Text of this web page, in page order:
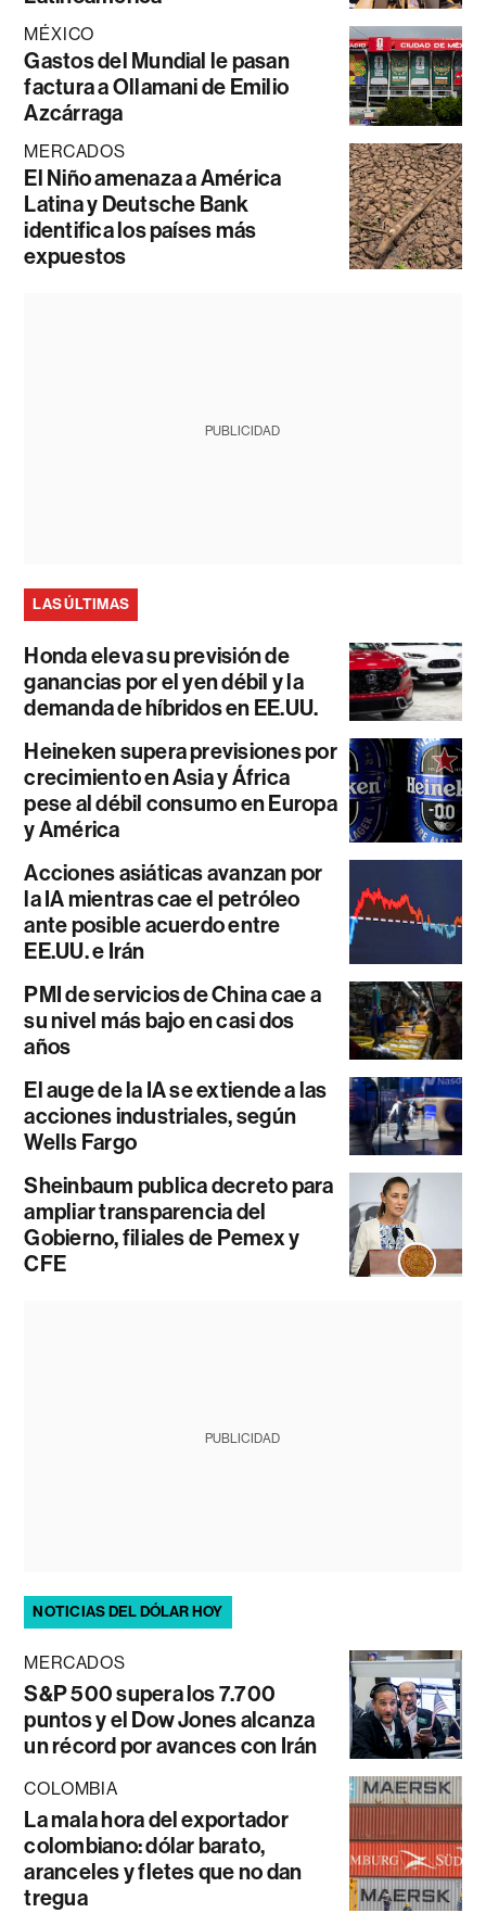
MÉXICO
Gastos del Mundial le pasan
factura a Ollamani de Emilio
Azcárraga
MERCADOS
El Niño amenaza a América
Latina y Deutsche Bank
identifica los países más
expuestos
PUBLICIDAD
LAS ÚLTIMAS
Honda eleva su previsión de
ganancias por el yen débil y la
demanda de híbridos en EE.UU.
Heineken supera previsiones por
crecimiento en Asia y África
pese al débil consumo en Europa
y América
Acciones asiáticas avanzan por
la IA mientras cae el petróleo
ante posible acuerdo entre
EE.UU. e Irán
PMI de servicios de China cae a
su nivel más bajo en casi dos
años
El auge de la IA se extiende a las
acciones industriales, según
Wells Fargo
Sheinbaum publica decreto para
ampliar transparencia del
Gobierno, filiales de Pemex y
CFE
PUBLICIDAD
NOTICIAS DEL DÓLAR HOY
MERCADOS
S&P 500 supera los 7.700
puntos y el Dow Jones alcanza
un récord por avances con Irán
COLOMBIA
La mala hora del exportador
colombiano: dólar barato,
aranceles y fletes que no dan
tregua